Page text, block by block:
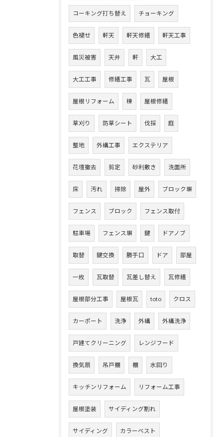
コーキング打ち替え チョーキング
色褪せ 軒天 軒天修繕 軒天工事
風災被害 天井 軒 大工
大工工事 修繕工事 瓦 屋根
屋根リフォーム 棟 屋根修繕
草刈り 防草シート 伐採 庭
整地 外構工事 エクステリア
花壇撤去 剪定 砂利敷き 洗面所
床 汚れ 掃除 屋外 ブロック塀
フェンス ブロック フェンス取付
駐車場 フェンス塀 鍵 ドアノブ
取替 鍵交換 勝手口 ドア 部屋
一枚 瓦取替 瓦差し替え 瓦修繕
屋根部分工事 屋根瓦 toto クロス
カーポート 洗浄 外構 外構洗浄
戸建てクリーニング レンジフード
換気扇 吊戸棚 棚 水回り
キッチンリフォーム リフォーム工事
屋根塗装 サイディング割れ
サイディング カラーベスト